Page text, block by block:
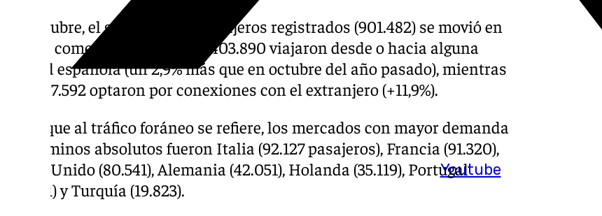
Youtube
En octubre, el grueso de los pasajeros registrados (901.482) se movió en
vuelos comerciales. De ellos, 403.890 viajaron desde o hacia alguna
ciudad española (un 2,9% más que en octubre del año pasado), mientras
que 497.592 optaron por conexiones con el extranjero (+11,9%).
En lo que al tráfico foráneo se refiere, los mercados con mayor demanda
en términos absolutos fueron Italia (92.127 pasajeros), Francia (91.320),
Reino Unido (80.541), Alemania (42.051), Holanda (35.119), Portugal
(32.991) y Turquía (19.823).